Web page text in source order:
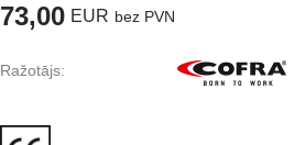
73,00 EUR bez PVN
Ražotājs: